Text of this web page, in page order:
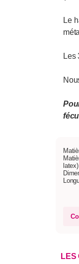
Le
Les
latex)
LES